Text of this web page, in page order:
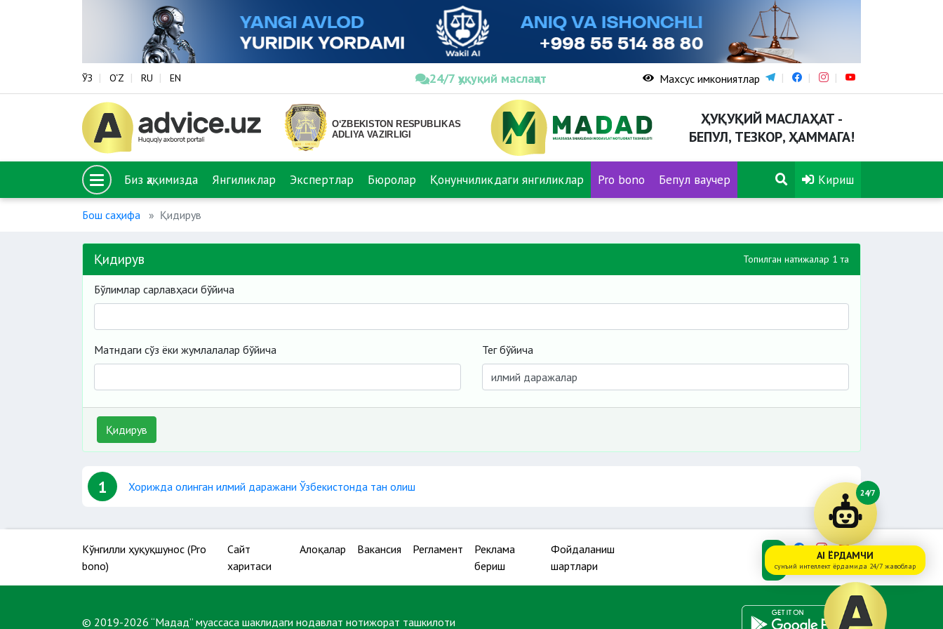
ЎЗ O‘Z RU EN 24/7 ҳуқуқий маслаҳат Махсус имкониятлар
ҲУҚУҚИЙ МАСЛАҲАТ -
БЕПУЛ, ТЕЗКОР, ҲАММАГА!
Биз ҳақимизда Янгиликлар Экспертлар Бюролар Қонунчиликдаги янгиликлар Pro bono Бепул ваучер Кириш
Бош саҳифа Қидирув
Қидирув Топилган натижалар 1 та
Бўлимлар сарлавҳаси бўйича
Матндаги сўз ёки жумлалалар бўйича Тег бўйича
Қидирув
1 Хорижда олинган илмий даражани Ўзбекистонда тан олиш
Кўнгилли ҳуқуқшунос (Pro
bono)
Сайт
харитаси
Алоқалар Вакансия Регламент
Реклама
бериш
Фойдаланиш
шартлари
© 2019-2026 “Мадад” муассаса шаклидаги нодавлат нотижорат ташкилоти
24/7
AI ЁРДАМЧИ
сунъий интеллект ёрдамида 24/7 жавоблар